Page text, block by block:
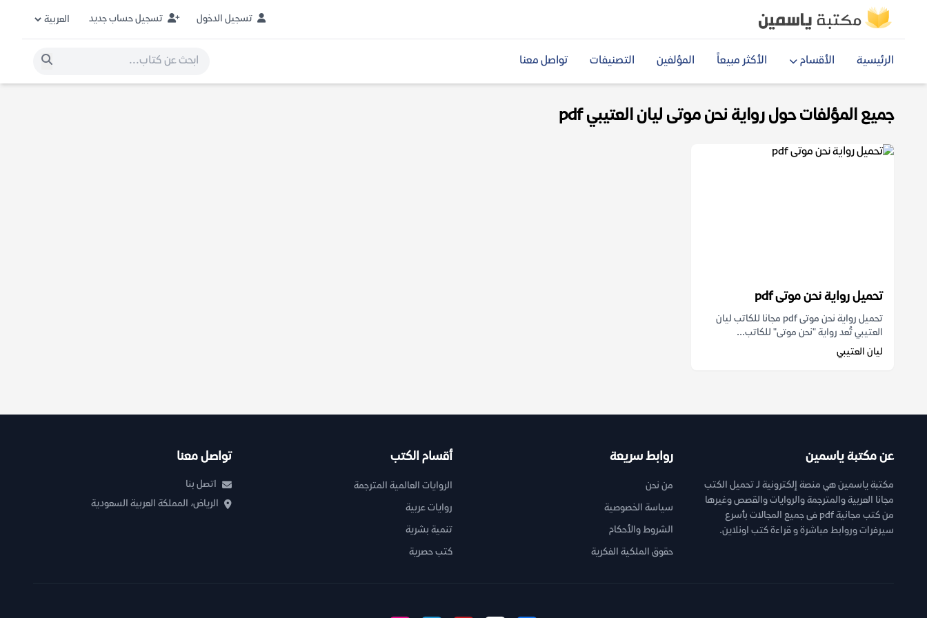
تسجيل الدخول تسجيل حساب جديد
الرئيسية الأقسام الأكثر مبيعاً المؤلفين التصنيفات تواصل معنا
جميع المؤلفات حول رواية نحن موتى ليان العتيبي pdf
تحميل رواية نحن موتى pdf
تحميل رواية نحن موتى pdf مجانا للكاتب ليان
العتيبي تُعد رواية "نحن موتى" للكاتب...
ليان العتيبي
عن مكتبة ياسمين
مكتبة ياسمين هي منصة إلكترونية لـ تحميل الكتب
مجانا العربية والمترجمة والروايات والقصص وغيرها
من كتب مجانية pdf فى جميع المجالات بأسرع
سيرفرات وروابط مباشرة و قراءة كتب اونلاين.
روابط سريعة
من نحن
سياسة الخصوصية
الشروط والأحكام
حقوق الملكية الفكرية
أقسام الكتب
الروايات العالمية المترجمة
روايات عربية
تنمية بشرية
كتب حصرية
تواصل معنا
اتصل بنا
الرياض، المملكة العربية السعودية